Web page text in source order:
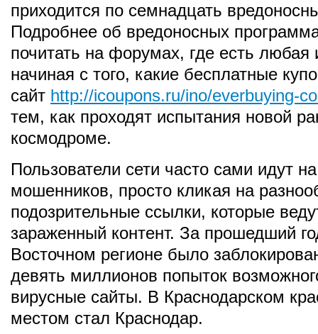
приходится по семнадцать
Подробнее об вредоносных
почитать на форумах, где есть
начиная с того, какие бесплатные
сайт http://icoupons.ru/ino/everbuying-
тем, как проходят испытания новой
космодроме.
Пользователи сети часто сами идут
мошенников, просто кликая на
подозрительные ссылки, которые
зараженный контент. За прошедший
Восточном регионе было
девять миллионов попыток
вирусные сайты. В Краснодарском
местом стал Краснодар.